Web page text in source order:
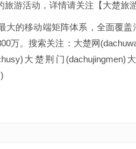
旅游活动，详情请关注【大楚旅
大的移动端矩阵体系，全面覆
万。搜索关注：大楚网
大楚荆门